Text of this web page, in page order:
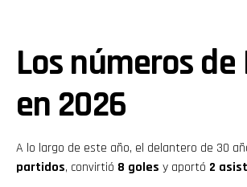
Los números de
en 2026
A lo largo de este año, el delantero de 30
partidos, convirtió 8 goles y aportó 2